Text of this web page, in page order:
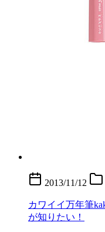
2013/11/12
カワイイ万年筆
が知りたい！